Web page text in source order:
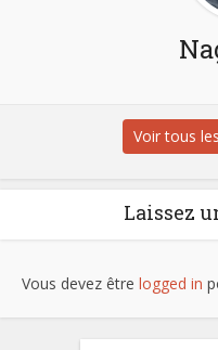
Voir tous
Laissez
Vous devez être logged in